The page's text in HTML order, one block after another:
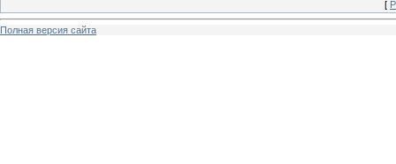
[
Полная версия сайта